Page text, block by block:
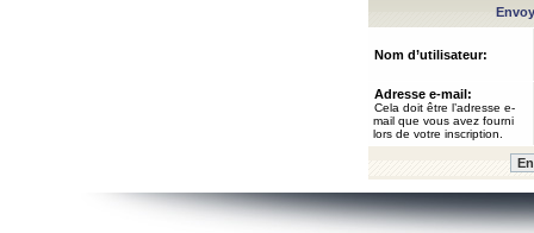
Nom d’utilisateur:
Adresse e-mail:
Cela doit être l’adresse e-
mail que vous avez fourni
lors de votre inscription.